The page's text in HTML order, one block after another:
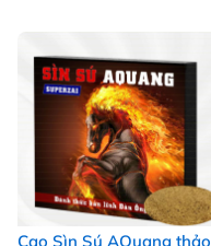
Cao Sìn Sú AQuang thảo